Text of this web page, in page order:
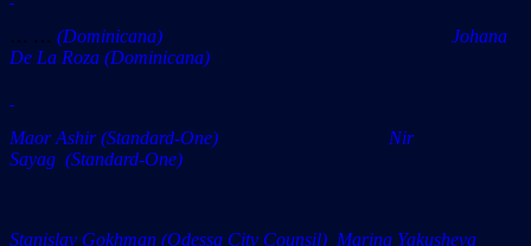
… … (Dominicanа) Johana
De La Roza (Dominicana)
Maor Ashir (Standard-One) Nir
Sayag (Standard-One)
Stanislav Gokhman (Odessa City Counsil) Marina Yakusheva